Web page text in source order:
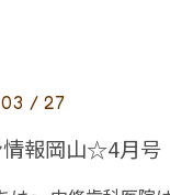
/ 27
情報岡山☆4月号